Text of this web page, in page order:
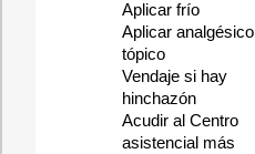
Aplicar frío
Aplicar analgésico
tópico
Vendaje si hay
hinchazón
Acudir al Centro
asistencial más